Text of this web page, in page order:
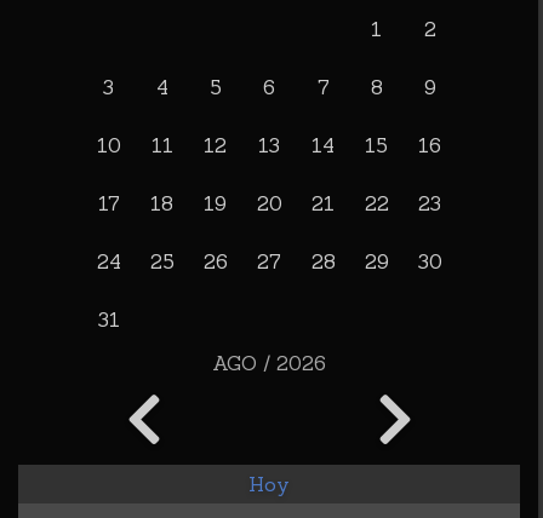
1 2
3 4 5 6 7 8 9
10 11 12 13 14 15 16
17 18 19 20 21 22 23
24 25 26 27 28 29 30
31
AGO / 2026
Hoy